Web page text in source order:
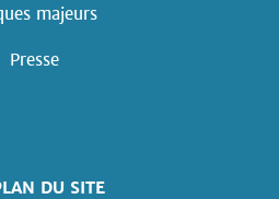
majeurs
Presse
DU SITE